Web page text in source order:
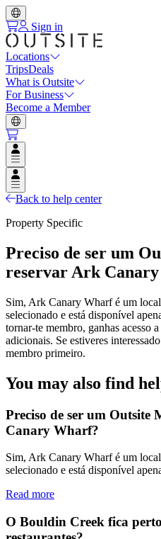
Sign in
Locations
TripsDeals
What is Outsite
For Business
Become a Member
Open user menu
Open user menu
Back to help center
Property Specific
Preciso de ser um
reservar Ark
Sim, Ark Canary Wharf é um
selecionado e está disponível
tornar-te membro, ganhas acesso
adicionais. Se estiveres
membro primeiro.
You may also find
Preciso de ser um Outsite
Canary Wharf?
Sim, Ark Canary Wharf é um
selecionado e está disponível
Read more
O Bouldin Creek fica